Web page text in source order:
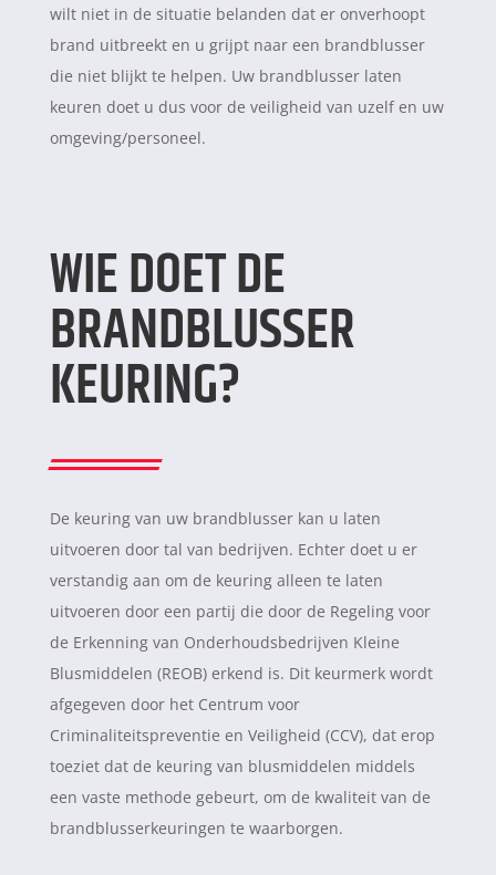
wilt niet in de situatie belanden dat er onverhoopt
brand uitbreekt en u grijpt naar een brandblusser
die niet blijkt te helpen. Uw brandblusser laten
keuren doet u dus voor de veiligheid van uzelf en uw
omgeving/personeel.
WIE DOET DE
BRANDBLUSSER
KEURING?
De keuring van uw brandblusser kan u laten
uitvoeren door tal van bedrijven. Echter doet u er
verstandig aan om de keuring alleen te laten
uitvoeren door een partij die door de Regeling voor
de Erkenning van Onderhoudsbedrijven Kleine
Blusmiddelen (REOB) erkend is. Dit keurmerk wordt
afgegeven door het Centrum voor
Criminaliteitspreventie en Veiligheid (CCV), dat erop
toeziet dat de keuring van blusmiddelen middels
een vaste methode gebeurt, om de kwaliteit van de
brandblusserkeuringen te waarborgen.